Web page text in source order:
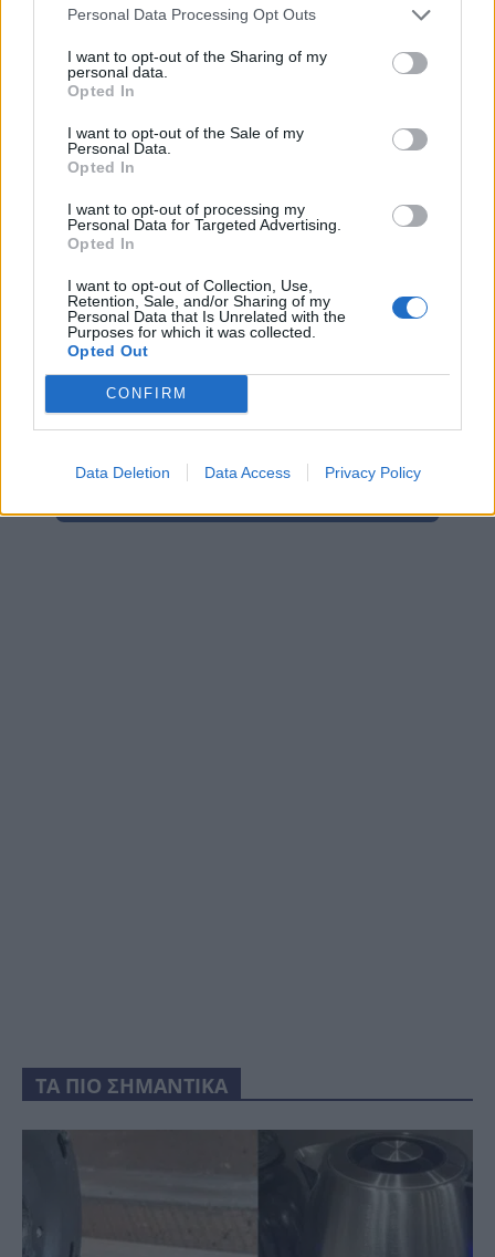
Personal Data Processing Opt Outs
I want to opt-out of the Sharing of my
personal data.
Opted In
I want to opt-out of the Sale of my
Personal Data.
Opted In
I want to opt-out of processing my
Personal Data for Targeted Advertising.
Opted In
I want to opt-out of Collection, Use,
Retention, Sale, and/or Sharing of my
Personal Data that Is Unrelated with the
Purposes for which it was collected.
Opted Out
CONFIRM
Data Deletion Data Access Privacy Policy
ΤΑ ΠΙΟ ΣΗΜΑΝΤΙΚΑ